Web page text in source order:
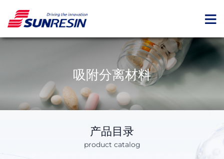
吸附分离材料
产品目录
product catalog